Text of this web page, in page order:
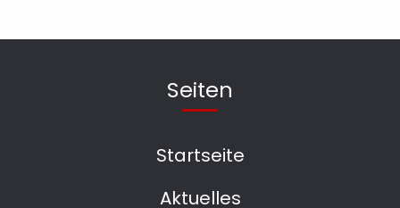
Seiten
Startseite
Aktuelles